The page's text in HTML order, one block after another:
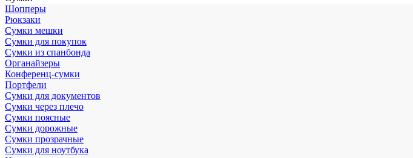
Шопперы
Рюкзаки
Сумки мешки
Сумки для покупок
Сумки из спанбонда
Органайзеры
Конференц-сумки
Портфели
Сумки для документов
Сумки через плечо
Сумки поясные
Сумки дорожные
Сумки прозрачные
Сумки для ноутбука